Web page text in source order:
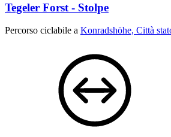
Tegeler Forst - Stolpe
Percorso ciclabile a Konradshöhe, Città